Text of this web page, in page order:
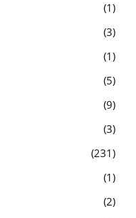
1
3
1
5
9
3
231
1
2